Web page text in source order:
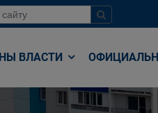
ВЛАСТИ